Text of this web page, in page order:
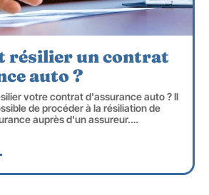
résilier un contrat
auto ?
votre contrat d'assurance auto ? Il
de procéder à la résiliation de
auprès d'un assureur.…